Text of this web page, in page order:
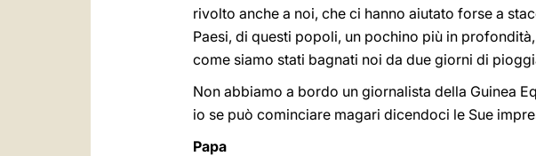
rivolto anche a noi, che ci hanno aiutato forse a
Paesi, di questi popoli, un pochino più in
come siamo stati bagnati noi da due giorni di
Non abbiamo a bordo un giornalista della Guinea
io se può cominciare magari dicendoci le Sue
Papa